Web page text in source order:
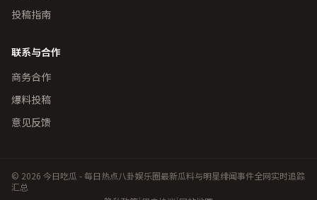
投稿指南
联系与合作
商务合作
爆料投稿
意见反馈
© 2026 今日吃瓜 - 每日热点八卦娱乐圈最新瓜料与明星绯闻事件全网实时追踪
汇总